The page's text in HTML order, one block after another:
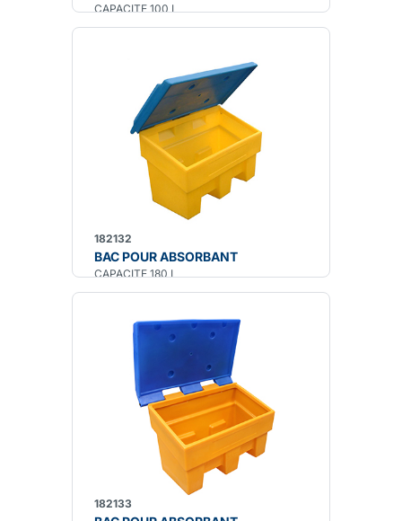
CAPACITE 100 L
182132
BAC POUR ABSORBANT
CAPACITE 180 L
182133